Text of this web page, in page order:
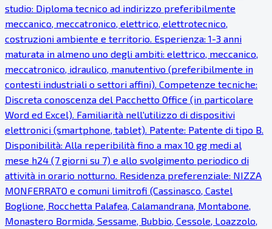
studio: Diploma tecnico ad indirizzo preferibilmente
meccanico, meccatronico, elettrico, elettrotecnico,
costruzioni ambiente e territorio. Esperienza: 1-3 anni
maturata in almeno uno degli ambiti: elettrico, meccanico,
meccatronico, idraulico, manutentivo (preferibilmente in
contesti industriali o settori affini). Competenze tecniche:
Discreta conoscenza del Pacchetto Office (in particolare
Word ed Excel). Familiarità nell'utilizzo di dispositivi
elettronici (smartphone, tablet). Patente: Patente di tipo B.
Disponibilità: Alla reperibilità fino a max 10 gg medi al
mese h24 (7 giorni su 7) e allo svolgimento periodico di
attività in orario notturno. Residenza preferenziale: NIZZA
MONFERRATO e comuni limitrofi (Cassinasco, Castel
Boglione, Rocchetta Palafea, Calamandrana, Montabone,
Monastero Bormida, Sessame, Bubbio, Cessole, Loazzolo,